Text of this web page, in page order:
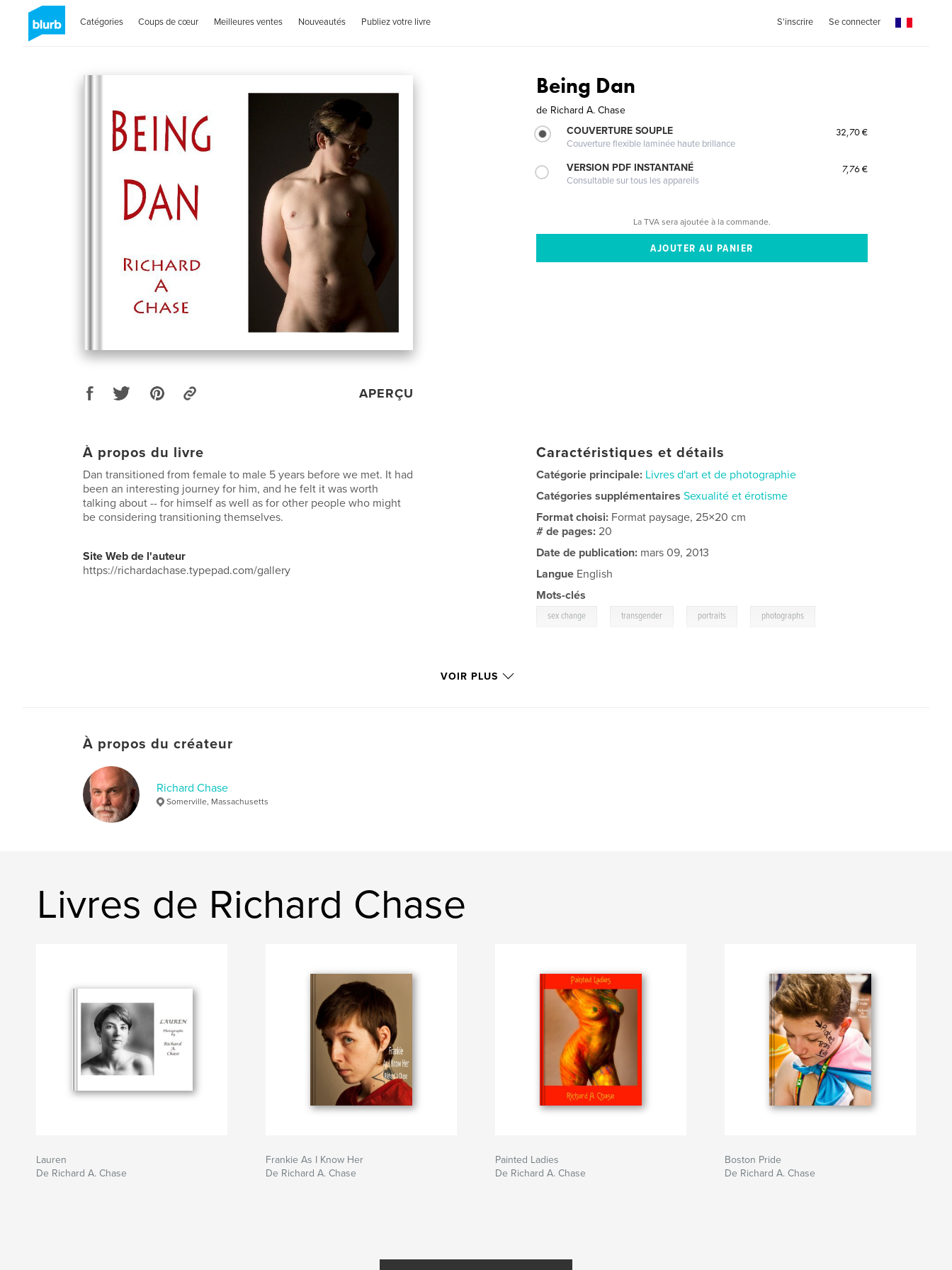
Catégories Coups de cœur Meilleures ventes Nouveautés Publiez votre livre S'inscrire Se connecter
APERÇU
Being Dan
de Richard A. Chase
COUVERTURE SOUPLE
Couverture flexible laminée haute brillance
32,70 €
VERSION PDF INSTANTANÉ
Consultable sur tous les appareils
7,76 €
La TVA sera ajoutée à la commande.
À propos du livre
Dan transitioned from female to male 5 years before we met. It had
been an interesting journey for him, and he felt it was worth
talking about -- for himself as well as for other people who might
be considering transitioning themselves.
Site Web de l'auteur
https://richardachase.typepad.com/gallery
Caractéristiques et détails
Catégorie principale: Livres d'art et de photographie
Catégories supplémentaires Sexualité et érotisme
Format choisi: Format paysage, 25×20 cm
# de pages:20
Date de publication: mars 09, 2013
Langue English
Mots-clés
sex change transgender portraits photographs
VOIR PLUS
À propos du créateur
Richard Chase
Somerville, Massachusetts
Livres de Richard Chase
Lauren
De Richard A. Chase
Frankie As I Know Her
De Richard A. Chase
Painted Ladies
De Richard A. Chase
Boston Pride
De Richard A. Chase